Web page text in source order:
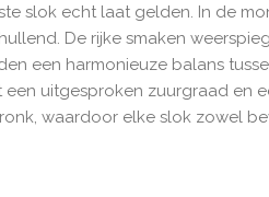
slok echt laat gelden. In de
De rijke smaken
een harmonieuze balans
een uitgesproken zuurgraad en
waardoor elke slok zowel